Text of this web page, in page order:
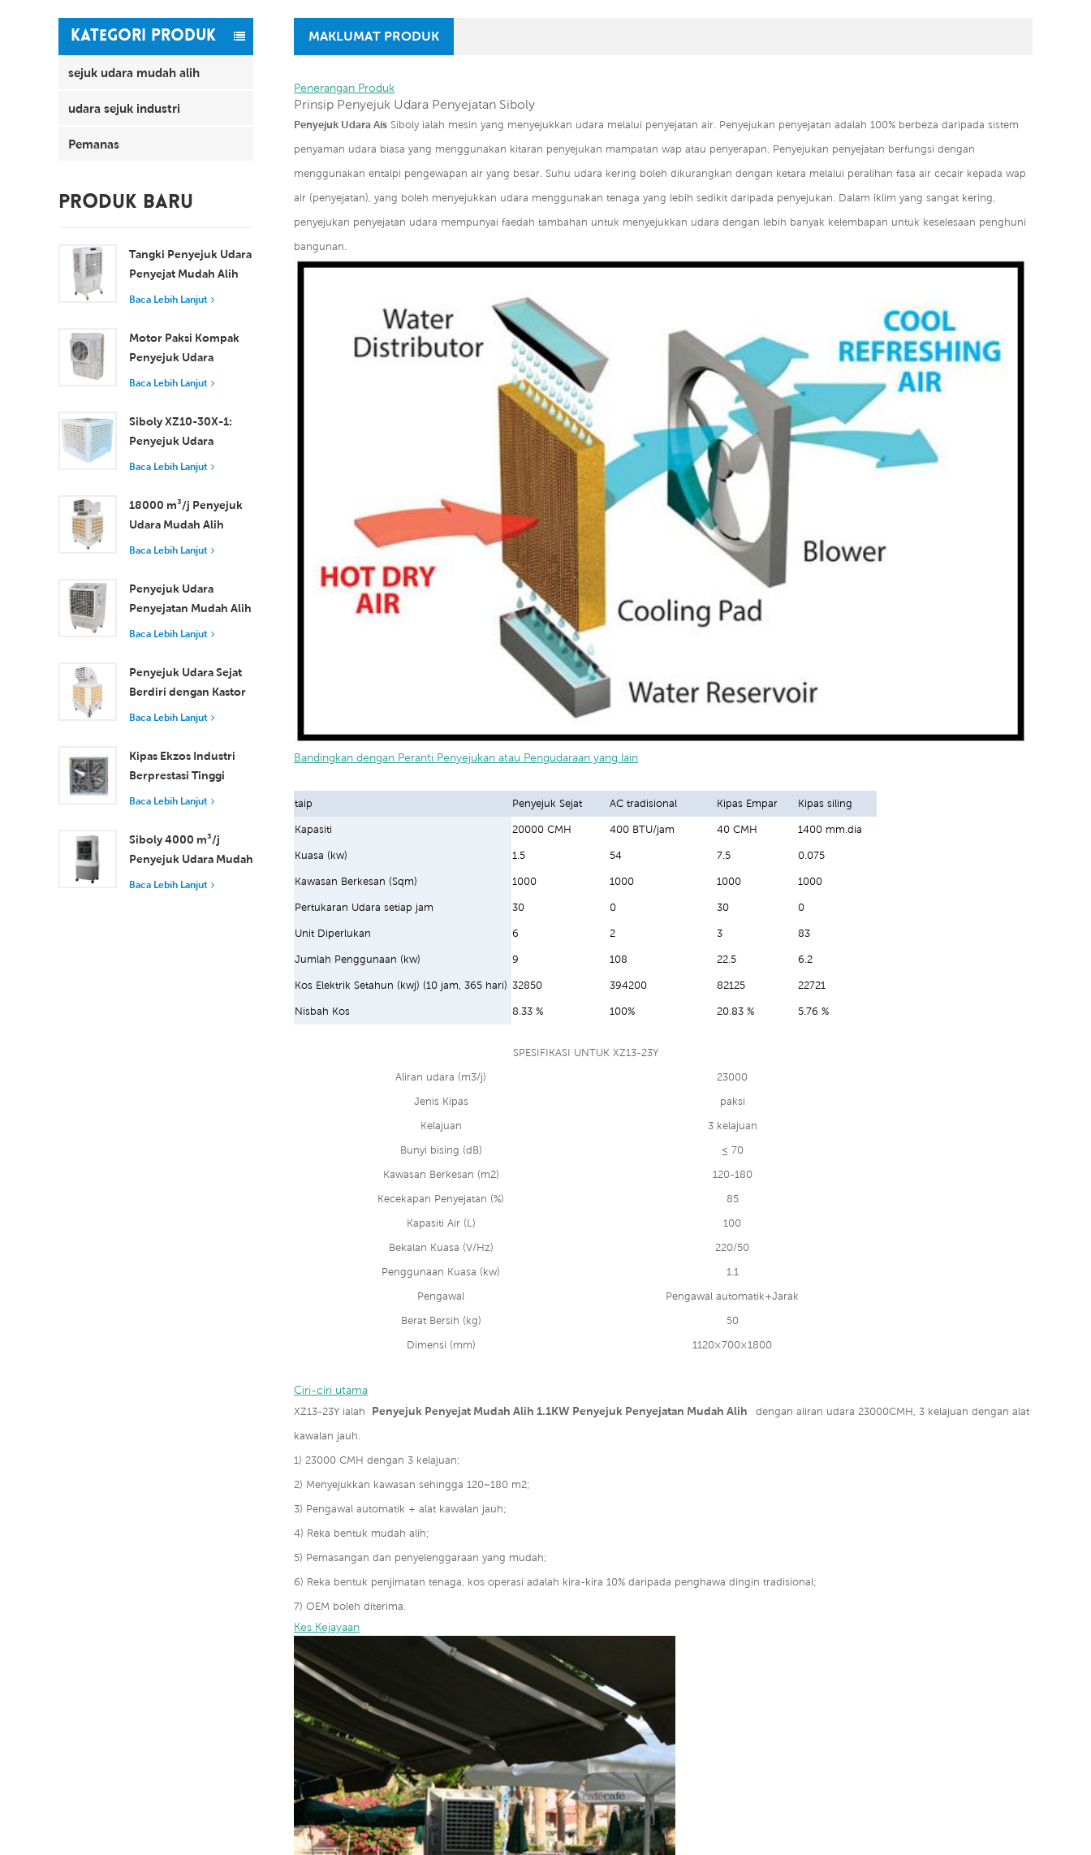
KATEGORI PRODUK
sejuk udara mudah alih
udara sejuk industri
Pemanas
PRODUK BARU
Tangki Penyejuk Udara
Penyejat Mudah Alih
100L 8000 m³/j XZ13-
Baca Lebih Lanjut
Motor Paksi Kompak
Penyejuk Udara
Tingkap Penyejukan
hingga Sederhana
Baca Lebih Lanjut
Siboly XZ10-30X-1:
Penyejuk Udara
Pengewapan
m3/j
Baca Lebih Lanjut
18000 m³/j Penyejuk
Udara Mudah Alih
Industri dengan Alat
Penyejukan Ruang
Besar
Baca Lebih Lanjut
Penyejuk Udara
Penyejatan Mudah Alih
18000 m³/j Kecekapan
Kawalan Jauh
Baca Lebih Lanjut
Penyejuk Udara Sejat
Berdiri dengan Kastor
dan Alat Kawalan Jauh
Udara
Baca Lebih Lanjut
Kipas Ekzos Industri
Berprestasi Tinggi
dengan Aliran Udara
Pengudaraan Unggul
Baca Lebih Lanjut
Siboly 4000 m³/j
Penyejuk Udara Mudah
Alih Industri 50L
Baca Lebih Lanjut
MAKLUMAT PRODUK
Penerangan Produk
Prinsip Penyejuk Udara Penyejatan Siboly
Penyejuk Udara Ais Siboly ialah mesin yang menyejukkan udara melalui penyejatan air. Penyejukan penyejatan adalah 100% berbeza daripada sistem
penyaman udara biasa yang menggunakan kitaran penyejukan mampatan wap atau penyerapan. Penyejukan penyejatan berfungsi dengan
menggunakan entalpi pengewapan air yang besar. Suhu udara kering boleh dikurangkan dengan ketara melalui peralihan fasa air cecair kepada wap
air (penyejatan), yang boleh menyejukkan udara menggunakan tenaga yang lebih sedikit daripada penyejukan. Dalam iklim yang sangat kering,
penyejukan penyejatan udara mempunyai faedah tambahan untuk menyejukkan udara dengan lebih banyak kelembapan untuk keselesaan penghuni
bangunan.
Bandingkan dengan Peranti Penyejukan atau Pengudaraan yang lain
taip Penyejuk Sejat AC tradisional Kipas Empar Kipas siling
Kapasiti 20000 CMH 400 BTU/jam 40 CMH 1400 mm.dia
Kuasa (kw) 1.5 54 7.5 0.075
Kawasan Berkesan (Sqm) 1000 1000 1000 1000
Pertukaran Udara setiap jam 30 0 30 0
Unit Diperlukan 6 2 3 83
Jumlah Penggunaan (kw) 9 108 22.5 6.2
Kos Elektrik Setahun (kwj) (10 jam, 365 hari) 32850 394200 82125 22721
Nisbah Kos 8.33 % 100% 20.83 % 5.76 %
SPESIFIKASI UNTUK XZ13-23Y
Aliran udara (m3/j)
23000
Jenis Kipas
paksi
Kelajuan
3 kelajuan
Bunyi bising (dB)
≤ 70
Kawasan Berkesan (m2)
120-180
Kecekapan Penyejatan (%)
85
Kapasiti Air (L)
100
Bekalan Kuasa (V/Hz)
220/50
Penggunaan Kuasa (kw)
1.1
Pengawal
Pengawal automatik+Jarak
Berat Bersih (kg)
50
Dimensi (mm)
1120×700×1800
Ciri-ciri utama
XZ13-23Y ialah Penyejuk Penyejat Mudah Alih 1.1KW Penyejuk Penyejatan Mudah Alih
dengan aliran udara 23000CMH, 3 kelajuan dengan alat
kawalan jauh.
1) 23000 CMH dengan 3 kelajuan;
2) Menyejukkan kawasan sehingga 120~180 m2;
3) Pengawal automatik + alat kawalan jauh;
4) Reka bentuk mudah alih;
5) Pemasangan dan penyelenggaraan yang mudah;
6) Reka bentuk penjimatan tenaga, kos operasi adalah kira-kira 10% daripada penghawa dingin tradisional;
7) OEM boleh diterima.
Kes Kejayaan